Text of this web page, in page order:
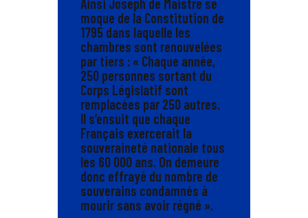
Ainsi Joseph de Maistre se
moque de la Constitution de
1795 dans laquelle les
chambres sont renouvelées
par tiers : « Chaque année,
250 personnes sortant du
Corps Législatif sont
remplacées par 250 autres.
Il s’ensuit que chaque
Français exercerait la
souveraineté nationale tous
les 60 000 ans. On demeure
donc effrayé du nombre de
souverains condamnés à
mourir sans avoir régné ».